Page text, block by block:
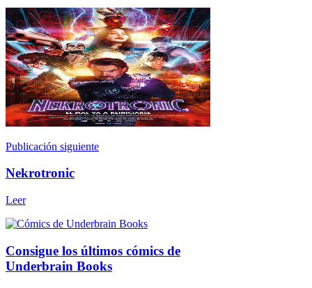
Publicación siguiente
Nekrotronic
Leer
Consigue los últimos cómics de
Underbrain Books